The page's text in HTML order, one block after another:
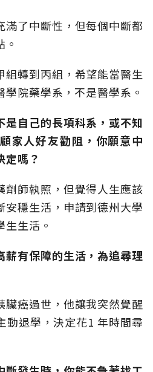
滿了中斷性，但每個中斷都
組轉到丙組，希望能當醫生
院藥學系，不是醫學系。
是自己的長項科系，或不知
家人好友勸阻，你願意中
定嗎？
劑師執照，但覺得人生應該
安穩生活，申請到德州大學
生活。
薪有保障的生活，為追尋理
臟癌過世，他讓我突然覺醒
動退學，決定花1 年時間尋